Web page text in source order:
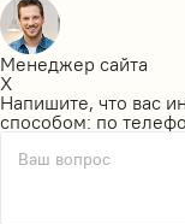
Менеджер сайта
X
Напишите, что вас
способом: по
Ваш вопрос